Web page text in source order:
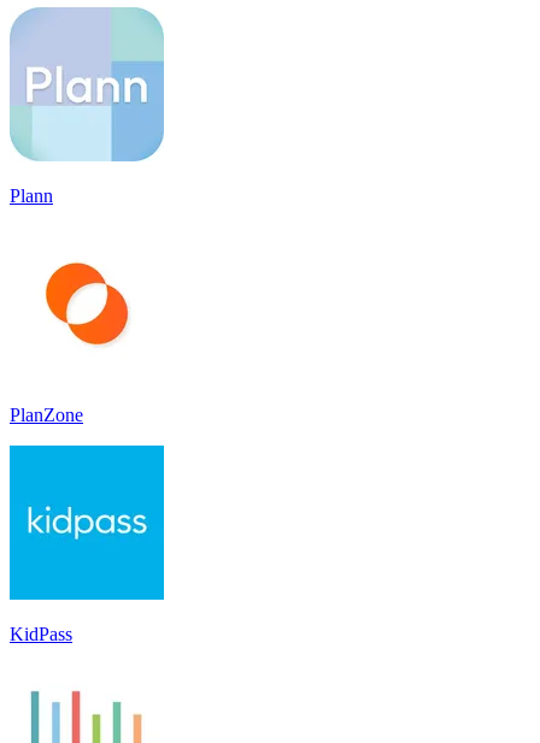
Plann
PlanZone
KidPass